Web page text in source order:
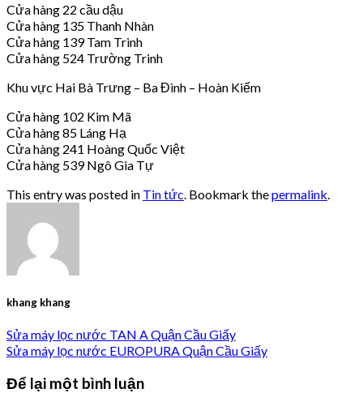
Cửa hàng 22 cầu dậu
Cửa hàng 135 Thanh Nhàn
Cửa hàng 139 Tam Trinh
Cửa hàng 524 Trường Trinh
Khu vực Hai Bà Trưng – Ba Đình – Hoàn Kiếm
Cửa hàng 102 Kim Mã
Cửa hàng 85 Láng Hạ
Cửa hàng 241 Hoàng Quốc Việt
Cửa hàng 539 Ngô Gia Tự
This entry was posted in Tin tức . Bookmark thepermalink
khang khang
Sửa máy lọc nước TAN A Quận Cầu Giấy
Sửa máy lọc nước EUROPURA Quận Cầu Giấy
Để lại một bình luận